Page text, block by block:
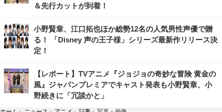
＆先行カットが到着！
小野賢章、江口拓也ほか総勢12名の人気男性声優で贈
る！ 「Disney 声の王子様」シリーズ最新作リリース決
定！
【レポート】TVアニメ『ジョジョの奇妙な冒険 黄金の
風』ジャパンプレミアでキャスト発表も小野賢章、小
野続きに「冗談かと」
ホーム › ニュース › アニメ › 記事 ›